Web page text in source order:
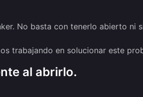
No basta con tenerlo abierto ni
trabajando en solucionar este
al abrirlo.